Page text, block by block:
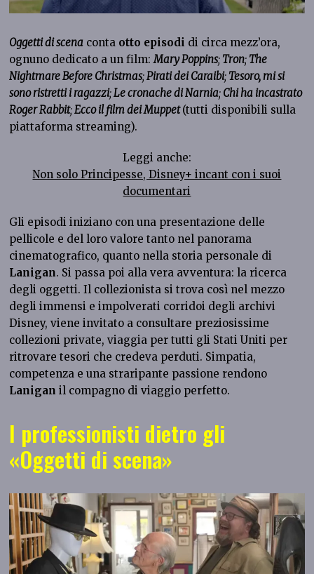
Oggetti di scena conta otto episodi di circa mezz’ora,
ognuno dedicato a un film:Mary Poppins; Tron; The
Nightmare Before Christmas;Pirati dei Caraibi; Tesoro, mi si
sono ristretti i ragazzi;Le cronache di Narnia; Chi ha incastrato
Roger Rabbit;Ecco il film dei Muppet(tutti disponibili sulla
piattaforma streaming).
Leggi anche:
Non solo Principesse, Disney+ incant con i suoi
documentari
Gli episodi iniziano con una presentazione delle
pellicole e del loro valore tanto nel panorama
cinematografico, quanto nella storia personale di
Lanigan. Si passa poi alla vera avventura: la ricerca
degli oggetti. Il collezionista si trova così nel mezzo
degli immensi e impolverati corridoi degli archivi
Disney, viene invitato a consultare preziosissime
collezioni private, viaggia per tutti gli Stati Uniti per
ritrovare tesori che credeva perduti. Simpatia,
competenza e una straripante passione rendono
Lanigan il compagno di viaggio perfetto.
I professionisti dietro gli
«Oggetti di scena»